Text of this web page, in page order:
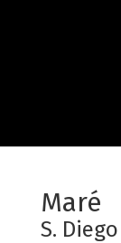
Maré
S.